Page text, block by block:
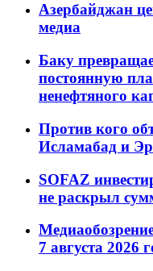
Азербайджан
медиа
Баку
постоянную
ненефтяного
Против кого
Исламабад и
SOFAZ
не раскрыл
7 августа 2026